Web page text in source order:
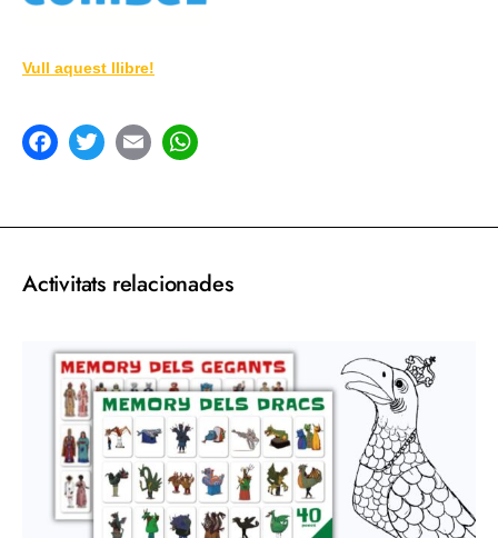
Vull aquest llibre!
Activitats relacionades